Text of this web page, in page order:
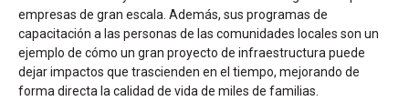
empresas de gran escala. Además, sus programas de
capacitación a las personas de las comunidades locales son un
ejemplo de cómo un gran proyecto de infraestructura puede
dejar impactos que trascienden en el tiempo, mejorando de
forma directa la calidad de vida de miles de familias.